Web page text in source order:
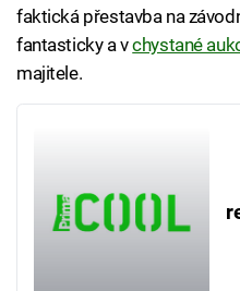
faktická přestavba na
fantasticky a vchystané
majitele.